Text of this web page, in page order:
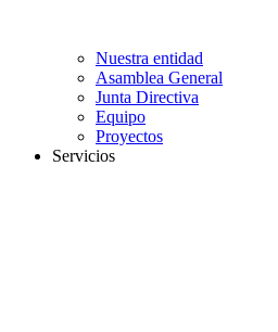
Nuestra entidad
Asamblea General
Junta Directiva
Equipo
Proyectos
Servicios